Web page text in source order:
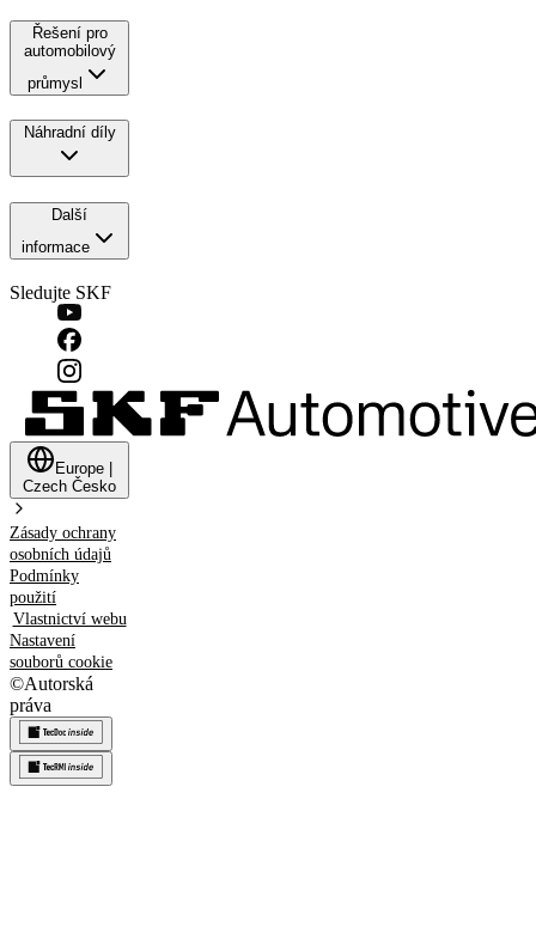
Řešení pro
automobilový
průmysl
Náhradní díly
Další
informace
Sledujte SKF
Europe
Czech Česko
Zásady ochrany
osobních údajů
Podmínky
použití
Vlastnictví webu
Nastavení
souborů cookie
©Autorská
práva